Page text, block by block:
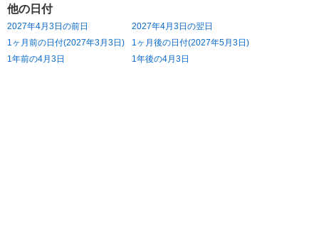
他の日付
2027年4月3日の前日
2027年4月3日の翌日
1ヶ月前の日付(2027年3月3日)
1ヶ月後の日付(2027年5月3日)
1年前の4月3日
1年後の4月3日